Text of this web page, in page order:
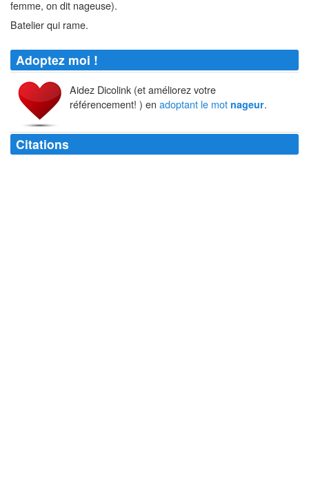
femme, on dit nageuse).
Batelier qui rame.
Adoptez moi !
Aidez Dicolink (et améliorez votre
référencement! ) en adoptant le mot nageur.
Citations